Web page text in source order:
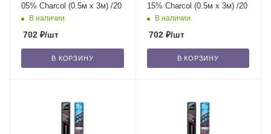
05% Сharcol (0.5м х 3м) /20
В наличии
702 ₽/шт
В КОРЗИНУ
15% Сharcol (0.5м х 3м) /20
В наличии
702₽/шт
В КОРЗИНУ